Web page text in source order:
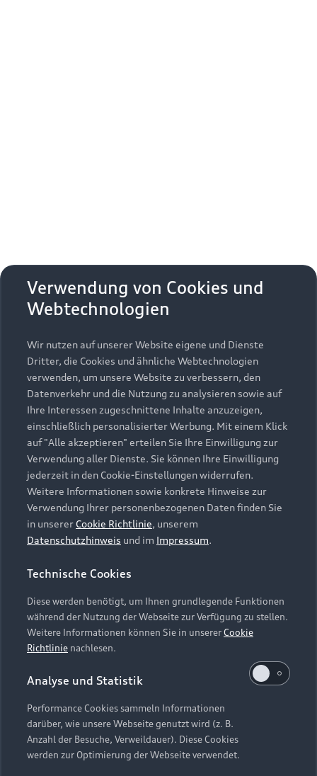
Zurück nach oben
Modelle
Alle Modelle
Modelle vergleichen
Elektromodelle
Plug-in-Hybride
Kaufen & leasen
Neuwagensuche
Gebrauchtwagensuche
Gebrauchtwagen
Finanzierung
Aktionen & Angebote
Geschäftskunden
Service & Zubehör
Saisonale Angebote
Audi Services
Garantie
Audi digital services
myAudi
Support
Kundenservice
Händlersuche
Audi Code
Online-Terminvereinbarung
Servicekontakt
Vertrag widerrufen
Über Audi
Unternehmen
Karriere
Investor Relations
Presse & Media Center
Datenschutz
Audi erleben
Newsletter
Impressum Rechtliches
Hinweisgebersystem
Datenschutzinformation
Cookie-Einstellungen
Cookie-Richtlinie
Barrierefreiheit
Hinweis: Die aktuelle Darstellung und Anordnung der
Embleme am Fahrzeug bei allen Abbildungen auf dieser
Webseite kann abweichen.
Verwendung von Cookies und
Webtechnologien
Wir nutzen auf unserer Website eigene und Dienste
Dritter, die Cookies und ähnliche Webtechnologien
verwenden, um unsere Website zu verbessern, den
Datenverkehr und die Nutzung zu analysieren sowie auf
Ihre Interessen zugeschnittene Inhalte anzuzeigen,
einschließlich personalisierter Werbung. Mit einem Klick
auf "Alle akzeptieren" erteilen Sie Ihre Einwilligung zur
Verwendung aller Dienste. Sie können Ihre Einwilligung
jederzeit in den Cookie-Einstellungen widerrufen.
Weitere Informationen sowie konkrete Hinweise zur
Verwendung Ihrer personenbezogenen Daten finden Sie
in unserer Cookie Richtlinie, unserem
Datenschutzhinweis und im Impressum.
Technische Cookies
Diese werden benötigt, um Ihnen grundlegende Funktionen
während der Nutzung der Webseite zur Verfügung zu stellen.
Weitere Informationen können Sie in unsererCookie
Richtlinie nachlesen.
Analyse und Statistik
Performance Cookies sammeln Informationen
darüber, wie unsere Webseite genutzt wird (z. B.
Anzahl der Besuche, Verweildauer). Diese Cookies
werden zur Optimierung der Webseite verwendet.